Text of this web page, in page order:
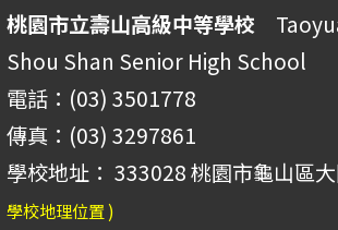
桃園市立壽山高級中等學校
Shou Shan Senior High School
電話：(03) 3501778
傳真：(03) 3297861
學校地址： 333028 桃園市龜山區
學校地理位置 )